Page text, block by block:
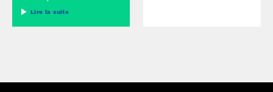
Lire la suite